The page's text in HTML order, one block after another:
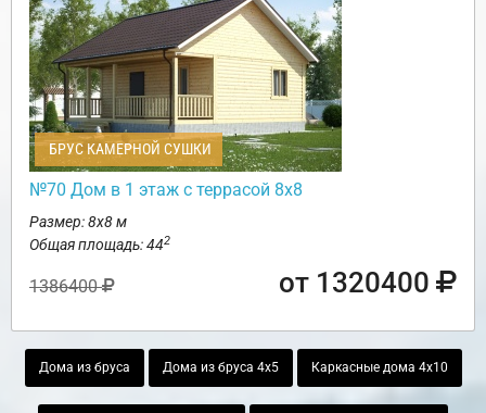
БРУС КАМЕРНОЙ СУШКИ
№70 Дом в 1 этаж с террасой 8х8
Размер: 8х8 м
Общая площадь: 442
1386400 от 1320400
Дома из бруса Дома из бруса 4х5 Каркасные дома 4х10